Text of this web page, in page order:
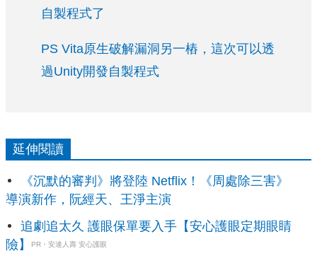
自製程式了
PS Vita原生破解漏洞另一樁，這次可以透
過Unity開發自製程式
延伸閱讀
《沉默的審判》將登陸 Netflix！《周處除三害》
導演新作，阮經天、王淨主演
追劇追太久 護眼保單要入手【安心護眼定期眼睛
險】
PR・安達人壽 安心護眼